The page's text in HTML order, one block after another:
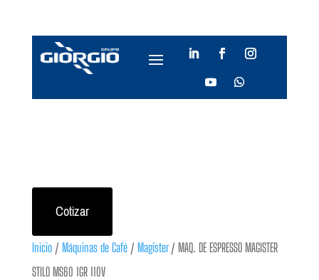
Cotizar
Inicio/ Máquinas de Café/ Magister/ MAQ. DE ESPRESSO MAGISTER
STILO MS60 1GR 110V